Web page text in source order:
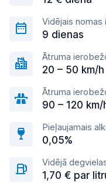
Vidējais nomas
9 dienas
Ātruma
20 – 50 km/
Ātruma
90 – 120
Pieļaujamais
0,05%
Vidējā
1,70 € par